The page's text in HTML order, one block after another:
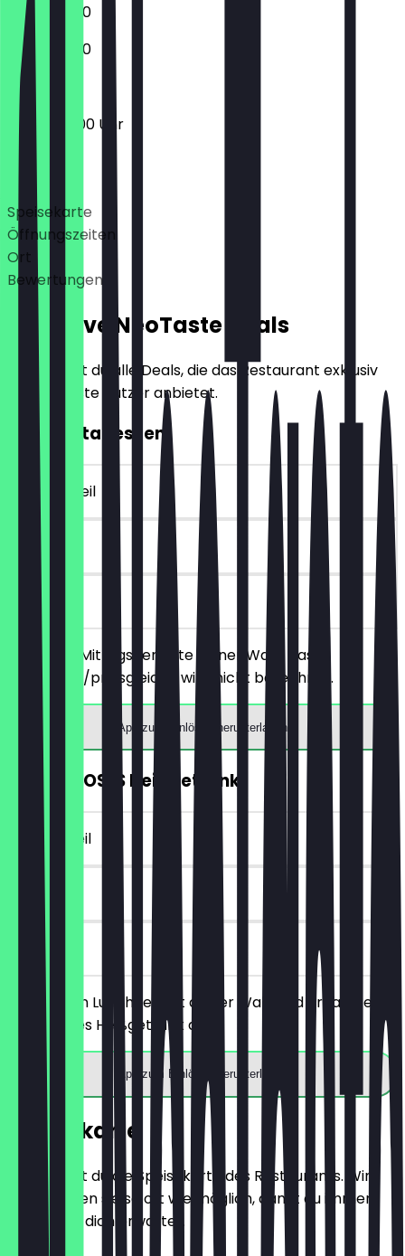
10:00 - 17:00
10:00 - 17:00
08:30 - 17:00 Uhr
Speisekarte
Öffnungszeiten
Ort
Bewertungen
Exklusive NeoTaste Deals
Hier findest du alle Deals, die das Restaurant exklusiv
für NeoTaste Nutzer anbietet.
2für1 Mittagessen
~€ 13 Vorteil
90 Tage
vor Ort
Bestelle 2 Mittagsgerichte deiner Wahl, das
günstigere/preisgleiche wird nicht berechnet.
App zum Einlösen herunterladen
KOSTENLOSES Heißgetränk
~€ 3 Vorteil
30 Tage
vor Ort
Bestelle ein Lunchgericht deiner Wahl und erhalte ein
kostenloses Heißgetränk dazu.
App zum Einlösen herunterladen
Speisekarte
Hier findest du die Speisekarte des Restaurants. Wir
aktualisieren sie so oft wie möglich, damit du immer
weißt, was dich erwartet.